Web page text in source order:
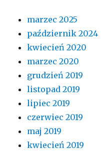
marzec 2025
październik 2024
kwiecień 2020
marzec 2020
grudzień 2019
listopad 2019
lipiec 2019
czerwiec 2019
maj 2019
kwiecień 2019